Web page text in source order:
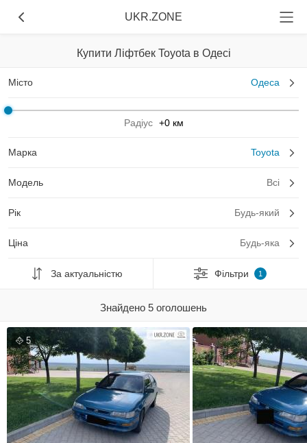
UKR.ZONE
Купити Ліфтбек Toyota в Одесі
Місто Одеса
Радіус +0 км
Марка Toyota
Модель Всі
Рік Будь-який
Ціна Будь-яка
За актуальністю Фільтри 1
Знайдено 5 оголошень
5